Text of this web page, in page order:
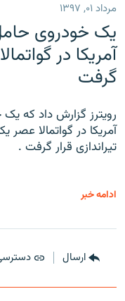
مرداد ۰۱, ۱۳۹۷
یک خودروی
آمریکا در
گرفت
رویترز گزارش داد که
آمریکا در گواتمالا
تیراندازی قرار گرفت .
ادامه خبر
ارسال